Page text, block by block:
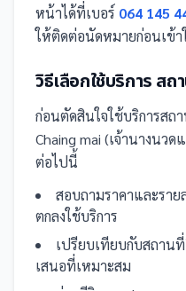
หน้าได้ที่เบอร์ 064 145
ให้ติดต่อนัดหมายก่อนเข้า
วิธีเลือกใช้บริการ สถ
ก่อนตัดสินใจใช้บริการสถ
Chaing mai (เจ้านางนวด
ต่อไปนี้
สอบถามราคาและราย
ตกลงใช้บริการ
เปรียบเทียบกับสถานที่
เสนอที่เหมาะสม